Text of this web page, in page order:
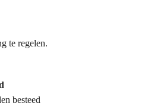
te regelen.
besteed